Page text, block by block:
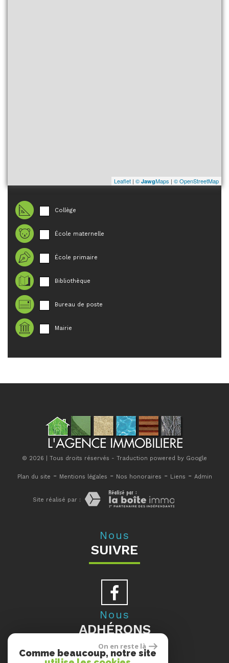
Leaflet | © JawgMaps | © OpenStreetMap
Collège
École maternelle
École primaire
Bibliothèque
Bureau de poste
Mairie
© 2026 | Tous droits réservés - Traduction powered by Google
Plan du site - Mentions légales - Nos honoraires - Liens - Admin
Site réalisé par :
Nous
SUIVRE
Nous
ADHÉRONS
On en reste là
Comme beaucoup, notre site